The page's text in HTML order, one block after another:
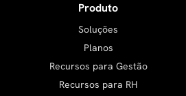
Produto
Soluções
Planos
Recursos para Gestão
Recursos para RH